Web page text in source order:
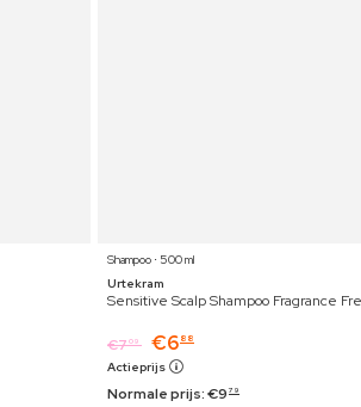
Shampoo ⋅ 500 ml
Urtekram
Sensitive Scalp Shampoo Fragrance
€709 €6 88
Actieprijs
Normale prijs:€9 79